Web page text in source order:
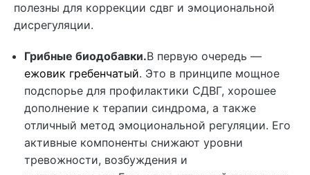
полезны для коррекции сдвг и эмоциональной
дисрегуляции.
Грибные биодобавки.В первую очередь —
ежовик гребенчатый. Это в принципе мощное
подспорье для профилактики СДВГ, хорошее
дополнение к терапии синдрома, а также
отличный метод эмоциональной регуляции. Его
активные компоненты снижают уровни
тревожности, возбуждения и